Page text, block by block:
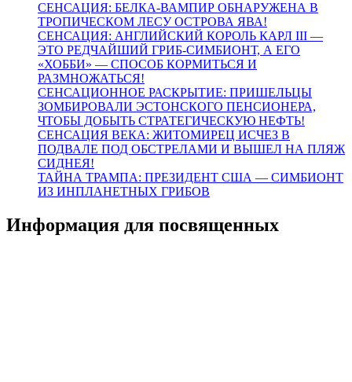
СЕНСАЦИЯ: БЕЛКА-ВАМПИР ОБНАРУЖЕНА В
ТРОПИЧЕСКОМ ЛЕСУ ОСТРОВА ЯВА!
СЕНСАЦИЯ: АНГЛИЙСКИЙ КОРОЛЬ КАРЛ III —
ЭТО РЕДЧАЙШИЙ ГРИБ-СИМБИОНТ, А ЕГО
«ХОББИ» — СПОСОБ КОРМИТЬСЯ И
РАЗМНОЖАТЬСЯ!
СЕНСАЦИОННОЕ РАСКРЫТИЕ: ПРИШЕЛЬЦЫ
ЗОМБИРОВАЛИ ЭСТОНСКОГО ПЕНСИОНЕРА,
ЧТОБЫ ДОБЫТЬ СТРАТЕГИЧЕСКУЮ НЕФТЬ!
СЕНСАЦИЯ ВЕКА: ЖИТОМИРЕЦ ИСЧЕЗ В
ПОДВАЛЕ ПОД ОБСТРЕЛАМИ И ВЫШЕЛ НА ПЛЯЖ
СИДНЕЯ!
ТАЙНА ТРАМПА: ПРЕЗИДЕНТ США — СИМБИОНТ
ИЗ ИНПЛАНЕТНЫХ ГРИБОВ
Информация для посвященных